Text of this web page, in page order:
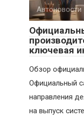
Автоновости
ключевая
Обзор
Официальный
направления
на выпуск